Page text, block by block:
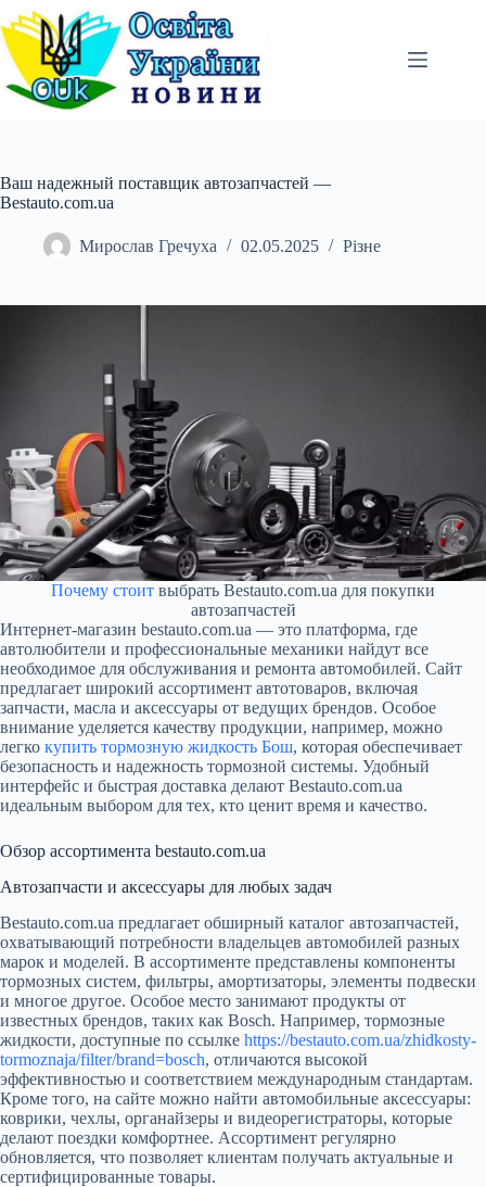
Перейти
до
вмісту
Ваш надежный поставщик автозапчастей —
Bestauto.com.ua
Мирослав Гречуха 02.05.2025 Різне
Почему стоит выбрать Bestauto.com.ua для покупки
автозапчастей
Интернет-магазин bestauto.com.ua — это платформа, где
автолюбители и профессиональные механики найдут все
необходимое для обслуживания и ремонта автомобилей. Сайт
предлагает широкий ассортимент автотоваров, включая
запчасти, масла и аксессуары от ведущих брендов. Особое
внимание уделяется качеству продукции, например, можно
легко купить тормозную жидкость Бош, которая обеспечивает
безопасность и надежность тормозной системы. Удобный
интерфейс и быстрая доставка делают Bestauto.com.ua
идеальным выбором для тех, кто ценит время и качество.
Обзор ассортимента bestauto.com.ua
Автозапчасти и аксессуары для любых задач
Bestauto.com.ua предлагает обширный каталог автозапчастей,
охватывающий потребности владельцев автомобилей разных
марок и моделей. В ассортименте представлены компоненты
тормозных систем, фильтры, амортизаторы, элементы подвески
и многое другое. Особое место занимают продукты от
известных брендов, таких как Bosch. Например, тормозные
жидкости, доступные по ссылке https://bestauto.com.ua/zhidkosty-
tormoznaja/filter/brand=bosch, отличаются высокой
эффективностью и соответствием международным стандартам.
Кроме того, на сайте можно найти автомобильные аксессуары:
коврики, чехлы, органайзеры и видеорегистраторы, которые
делают поездки комфортнее. Ассортимент регулярно
обновляется, что позволяет клиентам получать актуальные и
сертифицированные товары.